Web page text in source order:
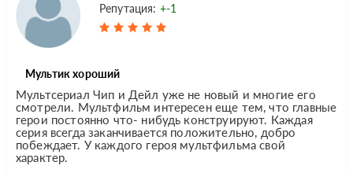
Репутация: +-1
Мультик хороший
Мультсериал Чип и Дейл уже не новый и многие его
смотрели. Мультфильм интересен еще тем, что главные
герои постоянно что- нибудь конструируют. Каждая
серия всегда заканчивается положительно, добро
побеждает. У каждого героя мультфильма свой
характер.